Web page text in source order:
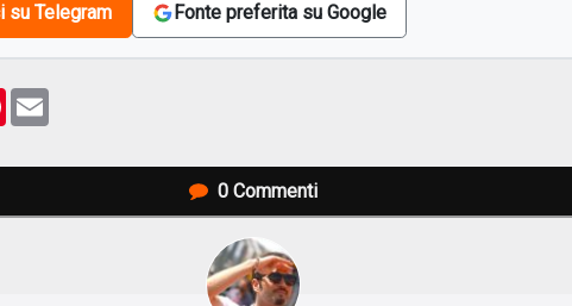
su Telegram Fonte preferita su Google
Pinterest
0 Commenti